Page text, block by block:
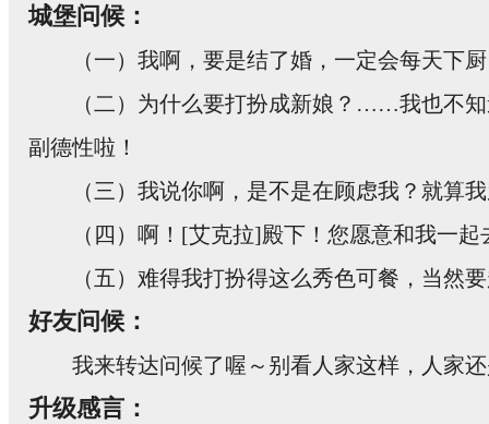
城堡问候：
（一）我啊，要是结了婚，一定会每天
（二）为什么要打扮成新娘？……我也不
副德性啦！
（三）我说你啊，是不是在顾虑我？就算
（四）啊！[艾克拉]殿下！您愿意和我一
（五）难得我打扮得这么秀色可餐，当然
好友问候：
我来转达问候了喔～别看人家这样，人家
升级感言：